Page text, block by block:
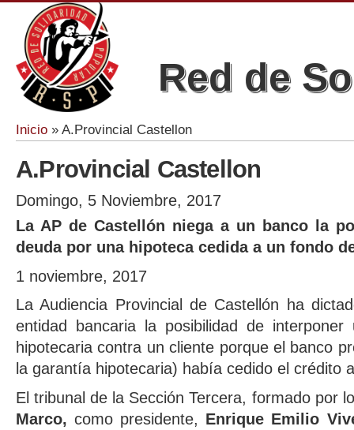
Red de
Se encuentra usted aquí
Inicio » A.Provincial Castellon
A.Provincial Castellon
Domingo, 5 Noviembre, 2017
La AP de Castellón niega a un banco la
deuda por una hipoteca cedida a un fondo
1 noviembre, 2017
La Audiencia Provincial de Castellón ha
entidad bancaria la posibilidad de
hipotecaria contra un cliente porque el banco
la garantía hipotecaria) había cedido el crédito
El tribunal de la Sección Tercera, formado por
Marco, como presidente, Enrique Emilio